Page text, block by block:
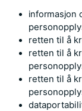
informasjon
retten til å
retten til å
retten til å